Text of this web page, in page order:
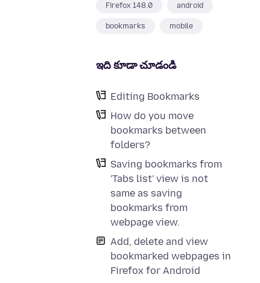
Firefox 148.0 android
bookmarks mobile
ఇది కూడా చూడండి
Editing Bookmarks
How do you move
bookmarks between
folders?
Saving bookmarks from
'Tabs list' view is not
same as saving
bookmarks from
webpage view.
Add, delete and view
bookmarked webpages in
Firefox for Android